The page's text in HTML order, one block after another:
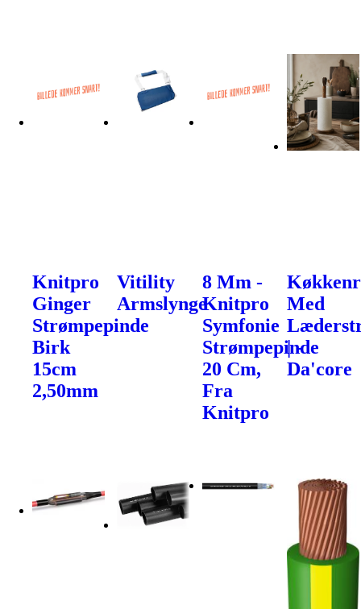
Knitpro
Ginger
Strømpepinde
Birk
15cm
2,50mm
Vitility
Armslynge
8 Mm -
Knitpro
Symfonie
Strømpepinde
20 Cm,
Fra
Knitpro
Med
| -
Da'core